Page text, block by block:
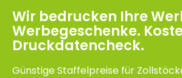
Wir bedrucken Ihre
Werbegeschenke.
Druckdatencheck.
Günstige Staffelpreise für